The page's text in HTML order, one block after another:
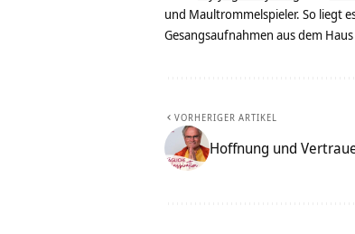
und Maultrommelspieler. So liegt
Gesangsaufnahmen aus dem
VORHERIGER ARTIKEL
Hoffnung und